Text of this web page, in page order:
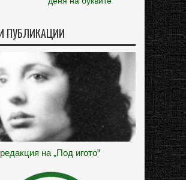
ПУБЛИКАЦИИ
на „Под игото”